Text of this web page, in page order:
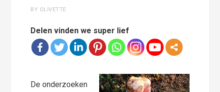
BY OLIVETTE
Delen vinden we super lief
De onderzoeken